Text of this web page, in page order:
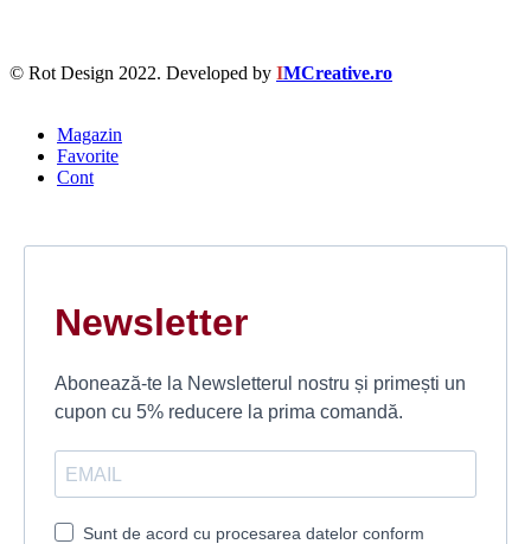
© Rot Design 2022. Developed by IMCreative.ro
Magazin
Favorite
Cont
Newsletter
Abonează-te la Newsletterul nostru și primești un
cupon cu 5% reducere la prima comandă.
Sunt de acord cu procesarea datelor conform